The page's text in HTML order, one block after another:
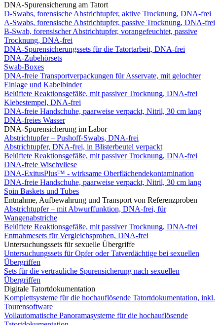
DNA-Spurensicherung am Tatort
D-Swabs, forensische Abstrichtupfer, aktive Trocknung, DNA-frei
A-Swabs, forensische Abstrichtupfer, passive Trocknung, DNA-frei
B-Swab, forensischer Abstrichtupfer, vorangefeuchtet, passive
Trocknung, DNA-frei
DNA-Spurensicherungssets für die Tatortarbeit, DNA-frei
DNA-Zubehörsets
Swab-Boxes
DNA-freie Transportverpackungen für Asservate, mit gelochter
Einlage und Kabelbinder
Belüftete Reaktionsgefäße, mit passiver Trocknung, DNA-frei
Klebestempel, DNA-frei
DNA-freie Handschuhe, paarweise verpackt, Nitril, 30 cm lang
DNA-freies Wasser
DNA-Spurensicherung im Labor
Abstrichtupfer – Pushoff-Swabs, DNA-frei
Abstrichtupfer, DNA-frei, in Blisterbeutel verpackt
Belüftete Reaktionsgefäße, mit passiver Trocknung, DNA-frei
DNA-freie Wischvliese
DNA-ExitusPlus™ - wirksame Oberflächendekontamination
DNA-freie Handschuhe, paarweise verpackt, Nitril, 30 cm lang
Spin Baskets und Tubes
Entnahme, Aufbewahrung und Transport von Referenzproben
Abstrichtupfer – mit Abwurffunktion, DNA-frei, für
Wangenabstriche
Belüftete Reaktionsgefäße, mit passiver Trocknung, DNA-frei
Entnahmesets für Vergleichsproben, DNA-frei
Untersuchungssets für sexuelle Übergriffe
Untersuchungssets für Opfer oder Tatverdächtige bei sexuellen
Übergriffen
Sets für die vertrauliche Spurensicherung nach sexuellen
Übergriffen
Digitale Tatortdokumentation
Komplettsysteme für die hochauflösende Tatortdokumentation, inkl.
Tourensoftware
Vollautomatische Panoramasysteme für die hochauflösende